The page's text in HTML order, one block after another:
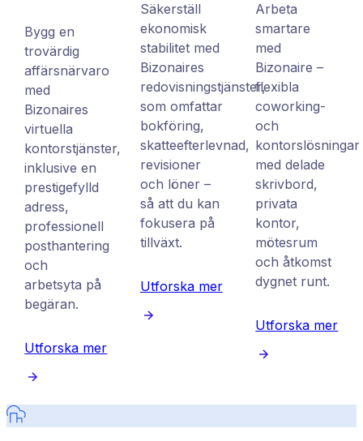
Bygg en
trovärdig
affärsnärvaro
med
Bizonaires
virtuella
kontorstjänster,
inklusive en
prestigefylld
adress,
professionell
posthantering
och
arbetsyta på
begäran.
Utforska mer
Säkerställ
ekonomisk
stabilitet med
Bizonaires
redovisningstjänster,
som omfattar
bokföring,
skatteefterlevnad,
revisioner
och löner –
så att du kan
fokusera på
tillväxt.
Utforska mer
Arbeta
smartare
med
Bizonaire –
flexibla
coworking-
och
kontorslösningar
med delade
skrivbord,
privata
kontor,
mötesrum
och åtkomst
dygnet runt.
Utforska mer